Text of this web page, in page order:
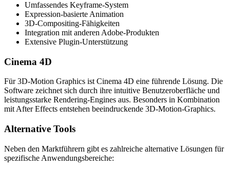
Umfassendes Keyframe-System
Expression-basierte Animation
3D-Compositing-Fähigkeiten
Integration mit anderen Adobe-Produkten
Extensive Plugin-Unterstützung
Cinema 4D
Für 3D-Motion Graphics ist Cinema 4D eine führende Lösung. Die
Software zeichnet sich durch ihre intuitive Benutzeroberfläche und
leistungsstarke Rendering-Engines aus. Besonders in Kombination
mit After Effects entstehen beeindruckende 3D-Motion-Graphics.
Alternative Tools
Neben den Marktführern gibt es zahlreiche alternative Lösungen für
spezifische Anwendungsbereiche: